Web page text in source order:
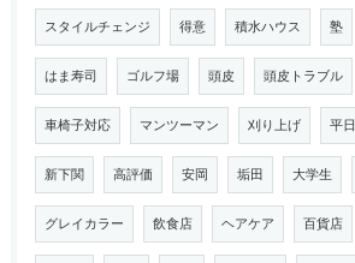
スタイルチェンジ 得意 積水ハウス 塾
はま寿司 ゴルフ場 頭皮 頭皮トラブル
車椅子対応 マンツーマン 刈り上げ 平日
新下関 高評価 安岡 垢田 大学生
グレイカラー 飲食店 ヘアケア 百貨店